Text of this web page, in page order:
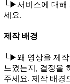
└▶서비스에 대해
세요.
제작 배경
└▶왜 영상을 제
느꼈는지, 결정을
주세요. 제작 배경